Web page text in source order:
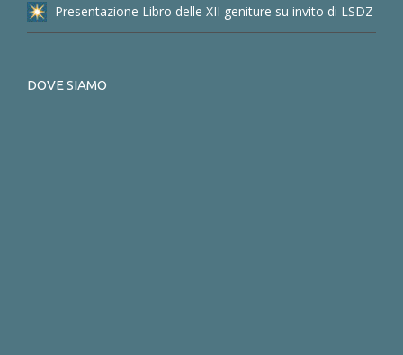
Presentazione Libro delle XII geniture su invito di LSDZ
DOVE SIAMO